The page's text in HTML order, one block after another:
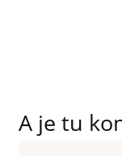
A je tu